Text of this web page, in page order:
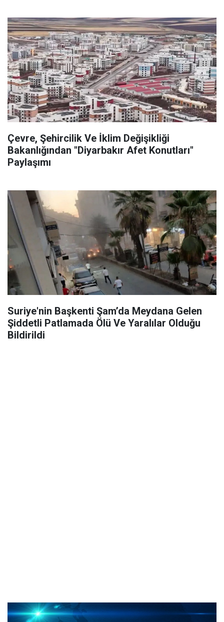
Çevre, Şehircilik Ve İklim Değişikliği
Bakanlığından "Diyarbakır Afet Konutları"
Paylaşımı
Suriye'nin Başkenti Şam’da Meydana Gelen
Şiddetli Patlamada Ölü Ve Yaralılar Olduğu
Bildirildi